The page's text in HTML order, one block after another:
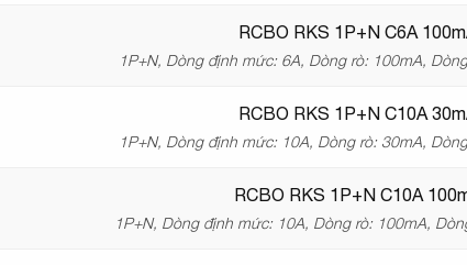
RCBO RKS 1P+N C6A
1P+N, Dòng định mức: 6A, Dòng rò: 100mA,
RCBO RKS 1P+N C10A
1P+N, Dòng định mức: 10A, Dòng rò: 30mA,
RCBO RKS 1P+N C10A
1P+N, Dòng định mức: 10A, Dòng rò: 100mA,